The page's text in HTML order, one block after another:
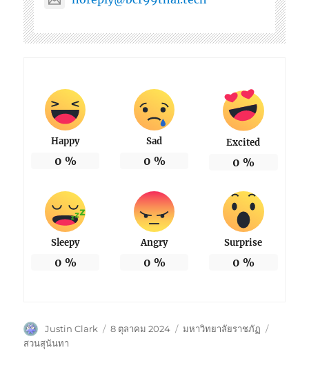
Happy
0 %
Sad
0 %
Excited
0 %
Sleepy
0 %
Angry
0 %
Surprise
0 %
ผู้
เขียน
Justin Clark
เขียน
8 ตุลาคม 2024
หมวด
มหาวิทยาลัยราชภัฏ
สวนสุนันทา